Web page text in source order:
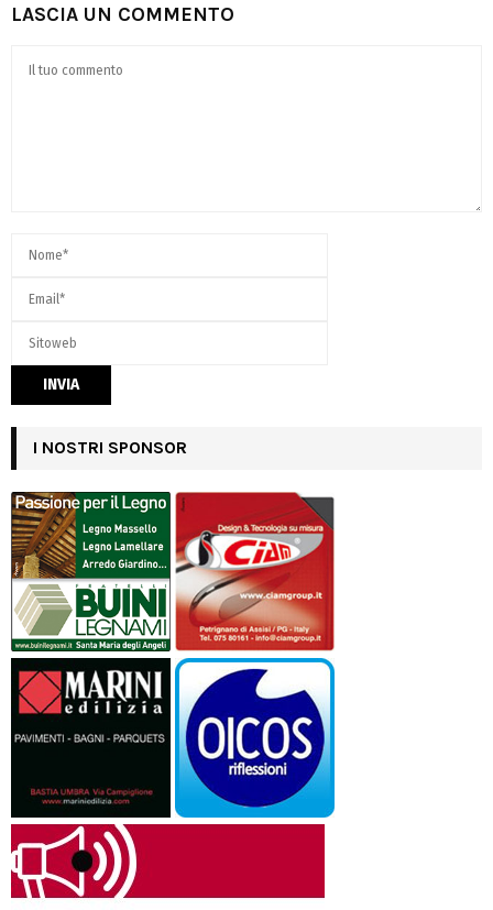
LASCIA UN COMMENTO
I NOSTRI SPONSOR